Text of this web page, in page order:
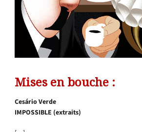
Mises en bouche :
Cesário Verde
IMPOSSIBLE (extraits)